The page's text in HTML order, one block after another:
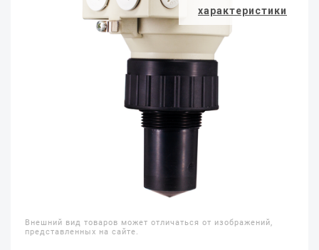
характеристики
Внешний вид товаров может отличаться от изображений,
представленных на сайте.